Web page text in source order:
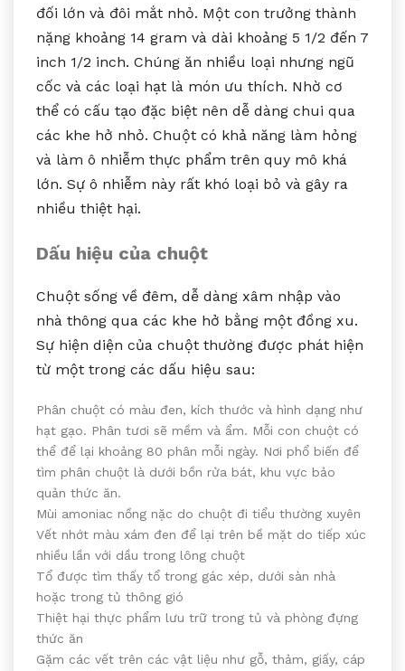
đối lớn và đôi mắt nhỏ. Một con trưởng thành
nặng khoảng 14 gram và dài khoảng 5 1/2 đến 7
inch 1/2 inch. Chúng ăn nhiều loại nhưng ngũ
cốc và các loại hạt là món ưu thích. Nhờ cơ
thể có cấu tạo đặc biệt nên dễ dàng chui qua
các khe hở nhỏ. Chuột có khả năng làm hỏng
và làm ô nhiễm thực phẩm trên quy mô khá
lớn. Sự ô nhiễm này rất khó loại bỏ và gây ra
nhiều thiệt hại.
Dấu hiệu của chuột
Chuột sống về đêm, dễ dàng xâm nhập vào
nhà thông qua các khe hở bằng một đồng xu.
Sự hiện diện của chuột thường được phát hiện
từ một trong các dấu hiệu sau:
Phân chuột có màu đen, kích thước và hình dạng như
hạt gạo. Phân tươi sẽ mềm và ẩm. Mỗi con chuột có
thể để lại khoảng 80 phân mỗi ngày. Nơi phổ biến để
tìm phân chuột là dưới bồn rửa bát, khu vực bảo
quản thức ăn.
Mùi amoniac nồng nặc do chuột đi tiểu thường xuyên
Vết nhớt màu xám đen để lại trên bề mặt do tiếp xúc
nhiều lần với dầu trong lông chuột
Tổ được tìm thấy tổ trong gác xép, dưới sàn nhà
hoặc trong tủ thông gió
Thiệt hại thực phẩm lưu trữ trong tủ và phòng đựng
thức ăn
Gặm các vết trên các vật liệu như gỗ, thảm, giấy, cáp